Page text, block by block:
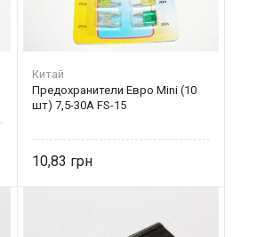
Китай
Предохранители Евро Mini (10
шт) 7,5-30А FS-15
10,83